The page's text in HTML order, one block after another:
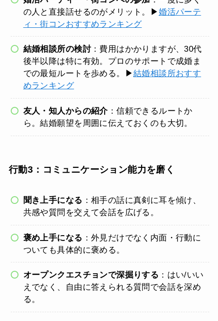
の人と直接話せるのがメリット。▶婚活パーテ
ィ・街コンおすすめランキング
結婚相談所の検討：費用はかかりますが、30代
後半以降は特に有効。プロのサポートで成婚ま
での最短ルートを歩める。▶結婚相談所おすす
めランキング
友人・知人からの紹介：信頼できるルートか
ら。結婚願望を周囲に伝えておくのも大切。
行動3：コミュニケーション能力を磨く
聞き上手になる ：相手の話に真剣に耳を傾け、
共感や質問を交えて会話を広げる。
褒め上手になる ：外見だけでなく内面・行動に
ついても具体的に褒める。
オープンクエスチョンで深掘りする ：はい/いい
えでなく、自由に答えられる質問で会話を深め
る。